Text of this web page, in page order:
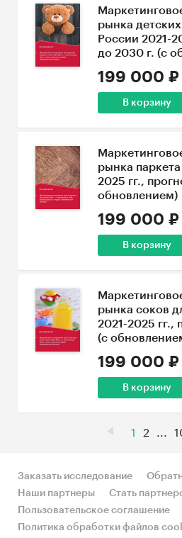
рынка
России 2021-
до 2030 г. (с
199 000 ₽
В корзину
рынка
2025 гг.,
обновлением)
199 000 ₽
В корзину
рынка соков
2021-2025 гг.,
(с
199 000 ₽
В корзину
1 2 ...
Заказать исследование
Наши партнеры
Стать
Пользовательское соглашение
Политика обработки файлов